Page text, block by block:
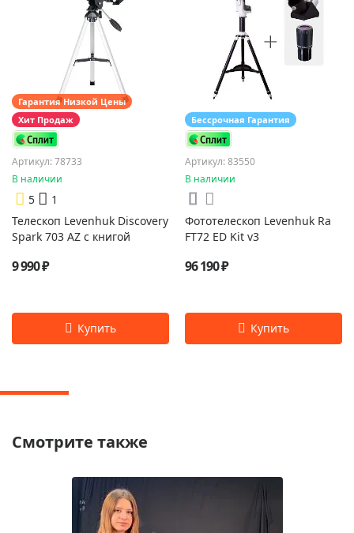
Гарантия Низкой Цены
Хит Продаж
Артикул: 78733
В наличии
5
1
Телескоп Levenhuk Discovery
Spark 703 AZ с книгой
9 990 ₽
Бессрочная Гарантия
Артикул: 83550
В наличии
Фототелескоп Levenhuk Ra
FT72 ED Kit v3
96 190 ₽
Смотрите также